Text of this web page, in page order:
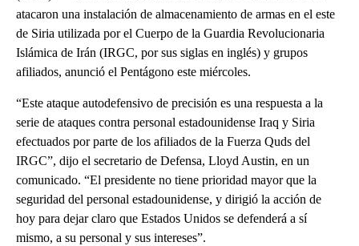
atacaron una instalación de almacenamiento de armas en el este
de Siria utilizada por el Cuerpo de la Guardia Revolucionaria
Islámica de Irán (IRGC, por sus siglas en inglés) y grupos
afiliados, anunció el Pentágono este miércoles.
“Este ataque autodefensivo de precisión es una respuesta a la
serie de ataques contra personal estadounidense Iraq y Siria
efectuados por parte de los afiliados de la Fuerza Quds del
IRGC”, dijo el secretario de Defensa, Lloyd Austin, en un
comunicado. “El presidente no tiene prioridad mayor que la
seguridad del personal estadounidense, y dirigió la acción de
hoy para dejar claro que Estados Unidos se defenderá a sí
mismo, a su personal y sus intereses”.